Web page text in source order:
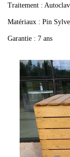
Traitement :
Matériaux : Pin
Garantie : 7 ans